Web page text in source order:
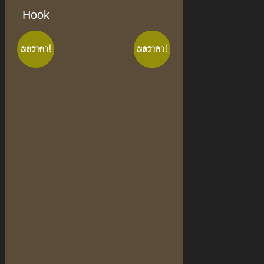
Hook
ลดราคา! ลดราคา!
ลดราคา!
ลดราคา!
ลดราคา!